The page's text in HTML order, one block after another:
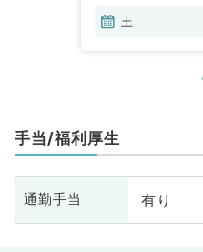
土
手当/福利厚生
通勤手当 有り